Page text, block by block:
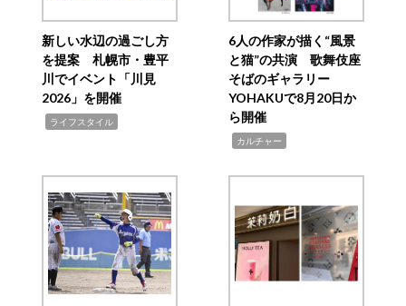
新しい水辺の過ごし方
を提案 札幌市・豊平
川でイベント「川見
2026」を開催
ライフスタイル
6人の作家が描く“風景
と猫”の共演 歌舞伎座
そばのギャラリー
YOHAKUで8月20日か
ら開催
カルチャー